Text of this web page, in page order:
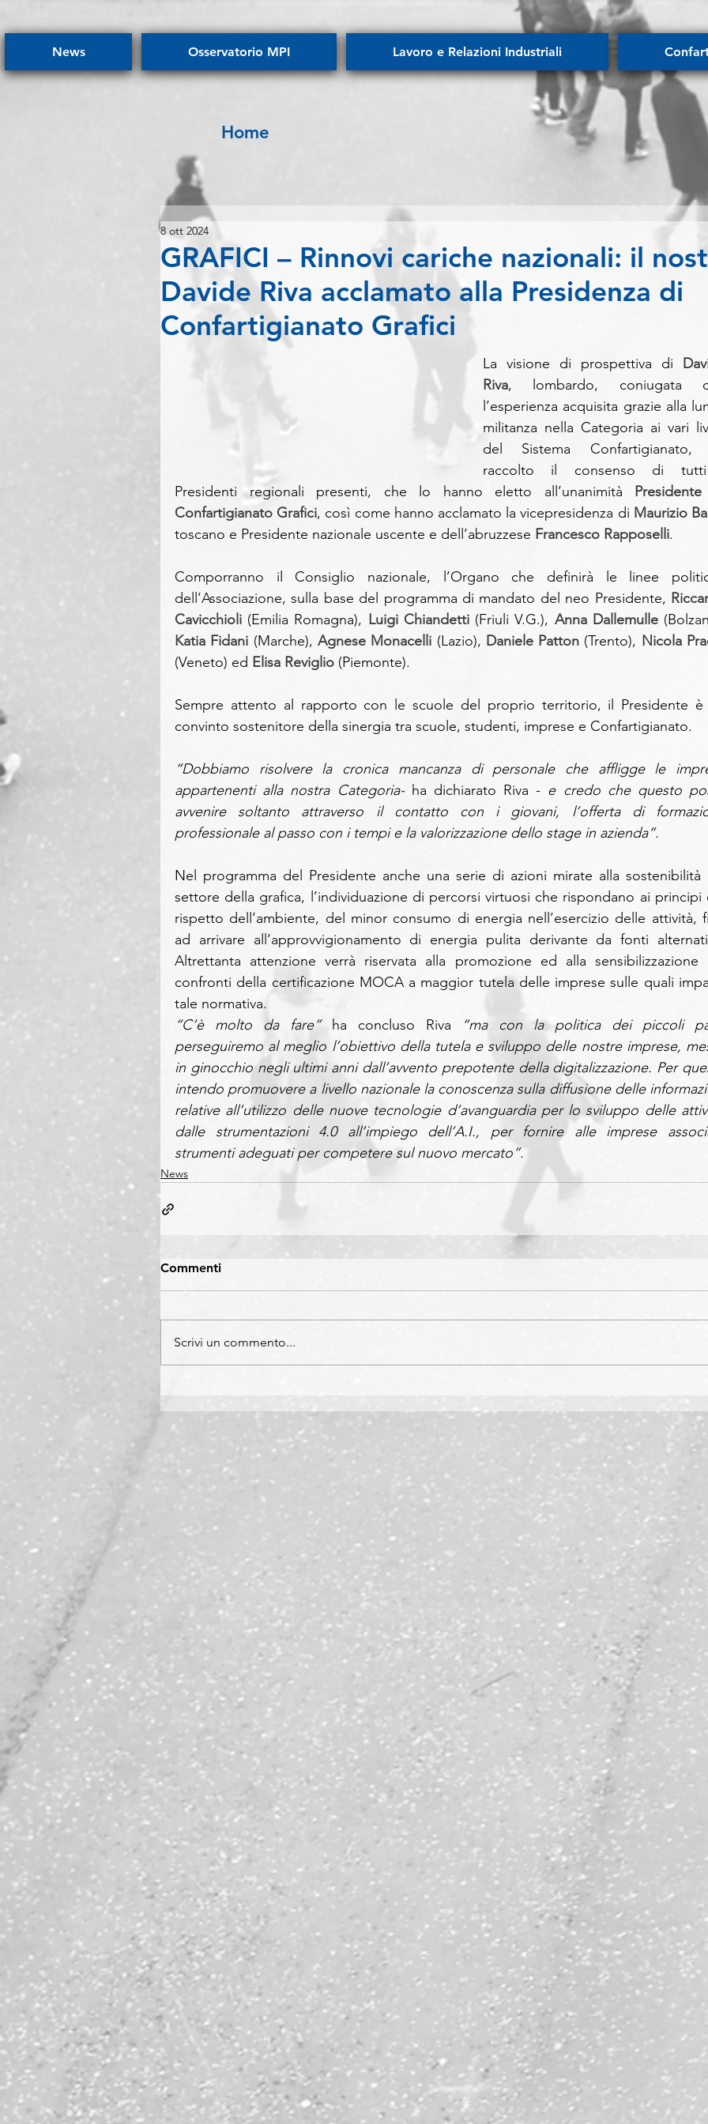
News Osservatorio MPI Lavoro e Relazioni Industriali
Home
GRAFICI – Rinnovi cariche nazionali: il
Davide Riva acclamato alla Presidenza di
Confartigianato Grafici
8 ott 2024
La visione di prospettiva di
Riva, lombardo, coniugata
l’esperienza acquisita grazie alla
militanza nella Categoria ai vari
del Sistema Confartigianato,
raccolto il consenso di
Presidenti regionali presenti, che lo hanno eletto all’unanimità
Confartigianato Grafici, così come hanno acclamato la vicepresidenza di Maurizio
toscano e Presidente nazionale uscente e dell’abruzzese Francesco Rapposelli.
Comporranno il Consiglio nazionale, l’Organo che definirà le linee
dell’Associazione, sulla base del programma di mandato del neo Presidente,
Cavicchioli (Emilia Romagna), Luigi Chiandetti (Friuli V.G.), Anna Dallemulle
Katia Fidani (Marche), Agnese Monacelli (Lazio), Daniele Patton (Trento),
(Veneto) ed Elisa Reviglio (Piemonte).
Sempre attento al rapporto con le scuole del proprio territorio, il Presidente è
convinto sostenitore della sinergia tra scuole, studenti, imprese e Confartigianato.
“Dobbiamo risolvere la cronica mancanza di personale che affligge le
appartenenti alla nostra Categoria- ha dichiarato Riva - e credo che questo
avvenire soltanto attraverso il contatto con i giovani, l’offerta di
professionale al passo con i tempi e la valorizzazione dello stage in azienda”.
Nel programma del Presidente anche una serie di azioni mirate alla sostenibilità
settore della grafica, l’individuazione di percorsi virtuosi che rispondano ai principi
rispetto dell’ambiente, del minor consumo di energia nell’esercizio delle attività,
ad arrivare all’approvvigionamento di energia pulita derivante da fonti
Altrettanta attenzione verrà riservata alla promozione ed alla sensibilizzazione
confronti della certificazione MOCA a maggior tutela delle imprese sulle quali
tale normativa.
“C’è molto da fare”
ha concluso Riva “ma con la politica dei piccoli
perseguiremo al meglio l’obiettivo della tutela e sviluppo delle nostre imprese,
in ginocchio negli ultimi anni dall’avvento prepotente della digitalizzazione. Per
intendo promuovere a livello nazionale la conoscenza sulla diffusione delle
relative all’utilizzo delle nuove tecnologie d’avanguardia per lo sviluppo delle
dalle strumentazioni 4.0 all’impiego dell’A.I., per fornire alle imprese
strumenti adeguati per competere sul nuovo mercato”.
News
Commenti
Scrivi un commento...